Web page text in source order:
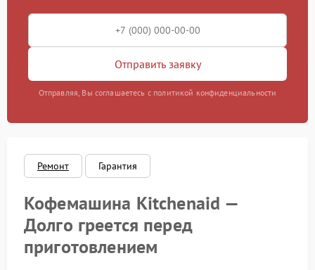
Отправить заявку
Отправляя, Вы соглашаетесь с политикой конфиденциальности
Ремонт Гарантия
Кофемашина Kitchenaid —
Долго греется перед
приготовлением